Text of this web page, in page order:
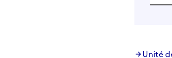
Unité